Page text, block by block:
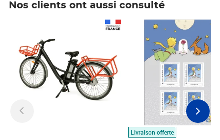
Nos clients ont aussi consulté
Livraison offerte
Prix 7,50€